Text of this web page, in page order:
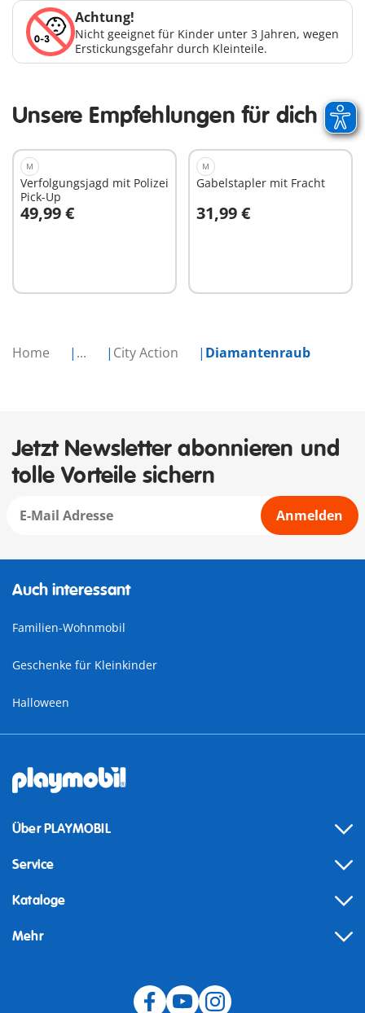
Home ... City Action Diamantenraub
Achtung!
Nicht geeignet für Kinder unter 3 Jahren, wegen
Erstickungsgefahr durch Kleinteile.
Unsere Empfehlungen für dich
M
Verfolgungsjagd mit Polizei
Pick-Up
49,99 €
In den Warenkorb
M
Gabelstapler mit Fracht
31,99 €
In den Warenkorb
Jetzt Newsletter abonnieren und
tolle Vorteile sichern
Anmelden
Auch interessant
Familien-Wohnmobil
Geschenke für Kleinkinder
Halloween
Über PLAYMOBIL
Service
Kataloge
Mehr